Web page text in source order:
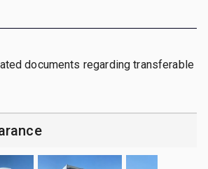
documents regarding transferable